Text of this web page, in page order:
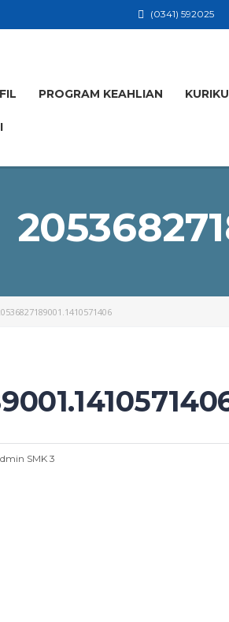
(0341) 592025
PROGRAM KEAHLIAN
SMK 3